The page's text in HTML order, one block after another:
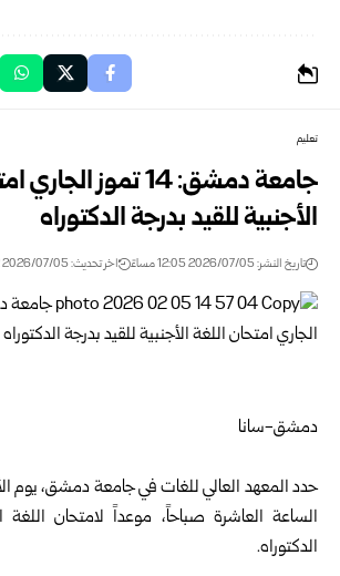
تعليم
جامعة دمشق: 14 تموز
الأجنبية للقيد بدرجة الدكتوراه
تاريخ النشر: 2026/07/05 12:05 مساءً اخر تحديث: 2026/07/05 3:12 مساءً
دمشق-سانا
‏‌حدد المعهد العالي للغات فيجامعة دمشق
الساعة العاشرة صباحاً، موعداً لامتحان اللغة
الدكتوراه.